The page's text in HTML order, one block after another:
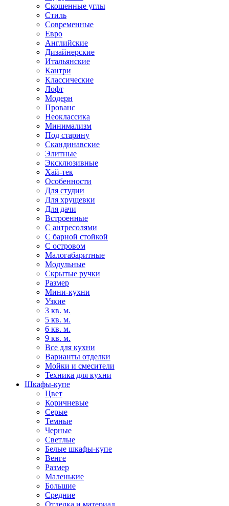
Скошенные углы
Стиль
Современные
Евро
Английские
Дизайнерские
Итальянские
Кантри
Классические
Лофт
Модерн
Прованс
Неоклассика
Минимализм
Под старину
Скандинавские
Элитные
Эксклюзивные
Хай-тек
Особенности
Для студии
Для хрущевки
Для дачи
Встроенные
С антресолями
С барной стойкой
С островом
Малогабаритные
Модульные
Скрытые ручки
Размер
Мини-кухни
Узкие
3 кв. м.
5 кв. м.
6 кв. м.
9 кв. м.
Все для кухни
Варианты отделки
Мойки и смесители
Техника для кухни
Шкафы-купе
Цвет
Коричневые
Серые
Темные
Черные
Светлые
Белые шкафы-купе
Венге
Размер
Маленькие
Большие
Средние
Отделка и материал